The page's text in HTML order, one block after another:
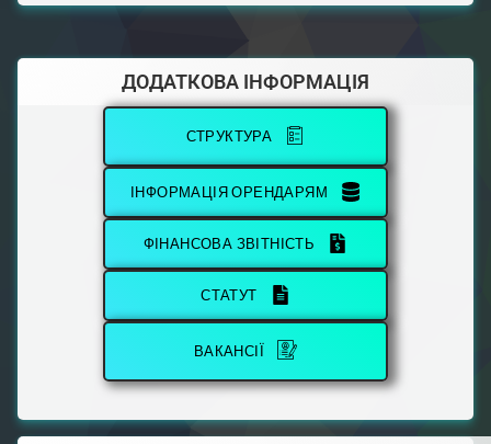
ДОДАТКОВА ІНФОРМАЦІЯ
СТРУКТУРА
ІНФОРМАЦІЯ ОРЕНДАРЯМ
ФІНАНСОВА ЗВІТНІСТЬ
СТАТУТ
ВАКАНСІЇ